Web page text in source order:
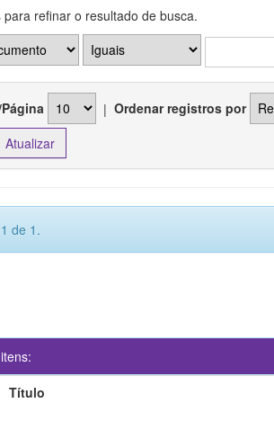
para refinar o resultado de busca.
| Ordenar registros por
de 1.
Título